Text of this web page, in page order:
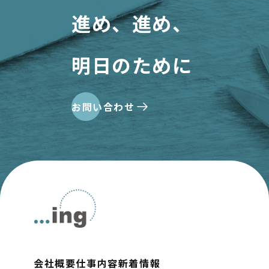
進め、進め、
明日のために
お問い合わせ
会社概要仕事内容新着情報